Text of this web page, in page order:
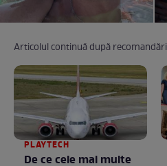
Articolul continuă după recomandări
PLAYTECH
De ce cele mai multe